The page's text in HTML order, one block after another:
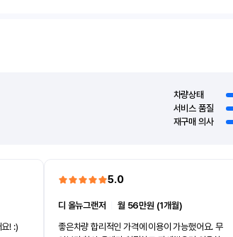
차량상태
서비스 품질
재구매 의사
! :)
5.0
디 올뉴그랜저 ㅣ월 56만원 (1개월)
좋은차량 합리적인 가격에 이용이 가능했어요. 무